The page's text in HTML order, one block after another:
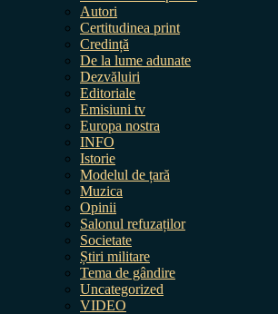
Autori
Certitudinea print
Credință
De la lume adunate
Dezvăluiri
Editoriale
Emisiuni tv
Europa nostra
INFO
Istorie
Modelul de țară
Muzica
Opinii
Salonul refuzaților
Societate
Știri militare
Tema de gândire
Uncategorized
VIDEO